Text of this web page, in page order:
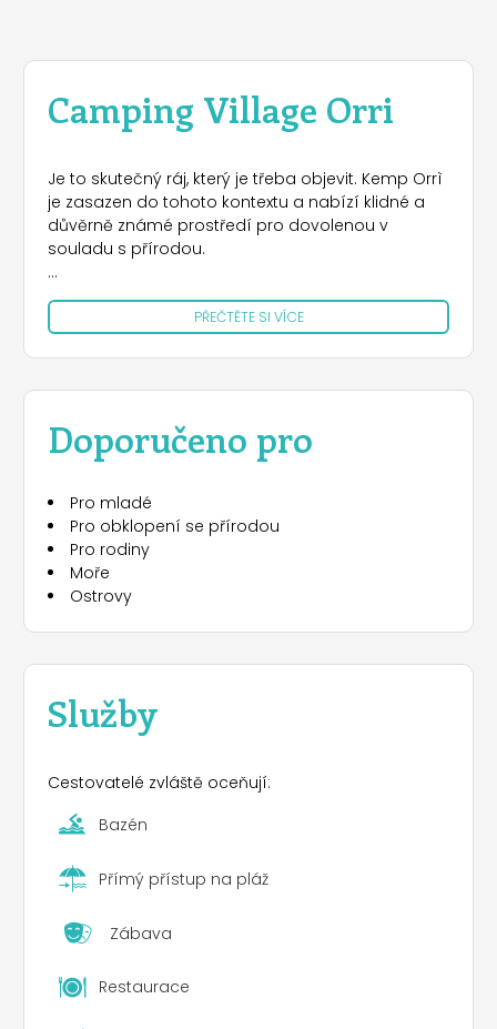
Camping Village Orri
Je to skutečný ráj, který je třeba objevit. Kemp Orrì
je zasazen do tohoto kontextu a nabízí klidné a
důvěrně známé prostředí pro dovolenou v
souladu s přírodou.
Sousedí přímo s širokou písečnou pláží. Nejen
koupání v moři, ale i koupání v nádherném
bazénu je to, co vám kemp Orrì nabízí. Kromě
parcel a moderního, komfortního sociálního
zařízení, bungalovů, dřevěných chatek, mobilních
dětského hřiště, stolního fotbalu, stolního tenisu,
jízdních kol, praček, zábavy pouze v červenci a
Ogliastra se pyšní jednou z nejúchvatnějších krajin
Středomoří, označovanou jako mořský amfiteátr,
zahrnuje několik přírodních památek, nedotčené
pláže a trasy pro pěší turistiku, horská kola a
Oblast nabízí širokou škálu zajímavých výletů,
hra obrazů a vůní může plně popsat kouzlo a
harmonii Ogliastry.
PŘEČTĚTE SI VÍCE
Doporučeno pro
Pro mladé
Pro obklopení se přírodou
Pro rodiny
Moře
Ostrovy
Služby
Cestovatelé zvláště oceňují:
Bazén
Přímý přístup na pláž
Zábava
Restaurace